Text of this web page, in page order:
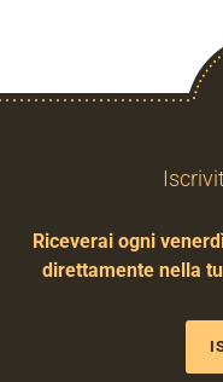
Riceverai ogni
direttamente nella